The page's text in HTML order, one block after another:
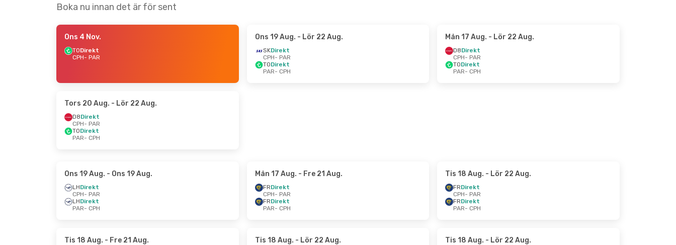
Boka nu innan det är för sent
Ons 4 Nov.
TODirekt
CPH- PAR
Ons 19 Aug. - Lör 22 Aug.
SKDirekt
CPH- PAR
TODirekt
PAR- CPH
Mån 17 Aug. - Lör 22 Aug.
D8Direkt
CPH- PAR
TODirekt
PAR- CPH
Tors 20 Aug. - Lör 22 Aug.
D8Direkt
CPH- PAR
TODirekt
PAR- CPH
Ons 19 Aug. - Ons 19 Aug.
LHDirekt
CPH- PAR
LHDirekt
PAR- CPH
Mån 17 Aug. - Fre 21 Aug.
FRDirekt
CPH- PAR
FRDirekt
PAR- CPH
Tis 18 Aug. - Lör 22 Aug.
FRDirekt
CPH- PAR
FRDirekt
PAR- CPH
Tis 18 Aug. - Fre 21 Aug. Tis 18 Aug. - Lör 22 Aug. Tis 18 Aug. - Lör 22 Aug.